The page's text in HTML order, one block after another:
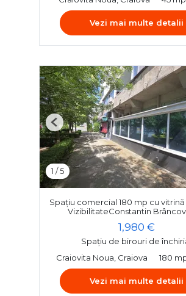
Vezi mai multe detalii
1 /5
Previous
Spațiu comercial 180 mp cu vitrină
VizibilitateConstantin
1,980 €
Spațiu de birouri de
Craiovita Noua, Craiova
180
Vezi mai multe detalii